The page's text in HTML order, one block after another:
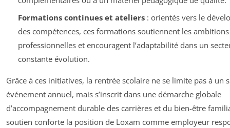
Formations continues et ateliers: orientés vers le
des compétences, ces formations soutiennent les ambitions
professionnelles et encouragent l’adaptabilité dans un
constante évolution.
Grâce à ces initiatives, la rentrée scolaire ne se limite pas à un
événement annuel, mais s’inscrit dans une démarche globale
d’accompagnement durable des carrières et du bien-être
soutien conforte la position de Loxam comme employeur